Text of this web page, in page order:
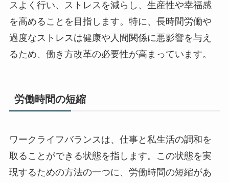
スよく行い、ストレスを減らし、生産性や幸福感
を高めることを目指します。特に、長時間労働や
過度なストレスは健康や人間関係に悪影響を与え
るため、働き方改革の必要性が高まっています。
労働時間の短縮
ワークライフバランスは、仕事と私生活の調和を
取ることができる状態を指します。この状態を実
現するための方法の一つに、労働時間の短縮があ